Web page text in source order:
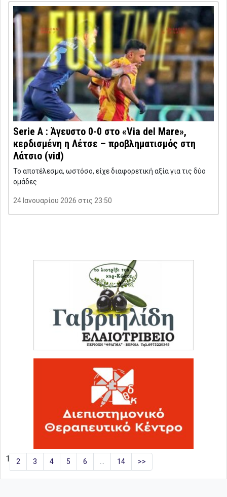
Serie A : Άγευστο 0-0 στο «Via del Mare»,
κερδισμένη η Λέτσε – προβληματισμός στη
Λάτσιο (vid)
Το αποτέλεσμα, ωστόσο, είχε διαφορετική αξία για τις δύο
ομάδες
24 Ιανουαρίου 2026 στις 23:50
1 2 3 4 5 6 14 >>